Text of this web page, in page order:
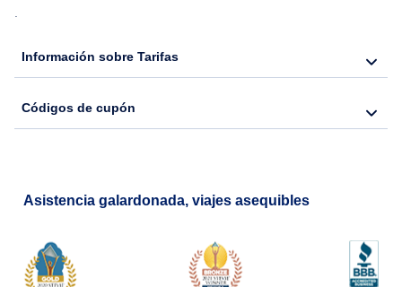
.
Información sobre Tarifas
Códigos de cupón
Asistencia galardonada, viajes asequibles